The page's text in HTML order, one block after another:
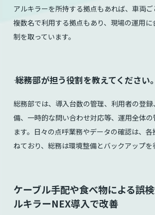
アルキラーを所持する拠点もあれば、車両
複数名で利用する拠点もあり、現場の運用
制を取っています。
⸺ 総務部が担う役割を教えてください。
総務部では、導入台数の管理、利用者の登
備、一時的な問い合わせ対応等、運用全体
ます。日々の点呼業務やデータの確認は、
ねており、総務は環境整備とバックアップを
ケーブル手配や食べ物による誤
ルキラーNEX導入で改善